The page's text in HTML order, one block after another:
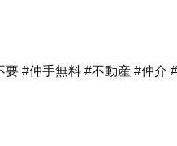
#仲手無料 #不動産 #仲介